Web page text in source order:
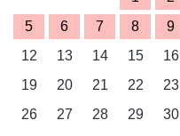
5
6 7 8 9
12
13 14 15 16
19
20 21 22 23
26
27 28 29 30